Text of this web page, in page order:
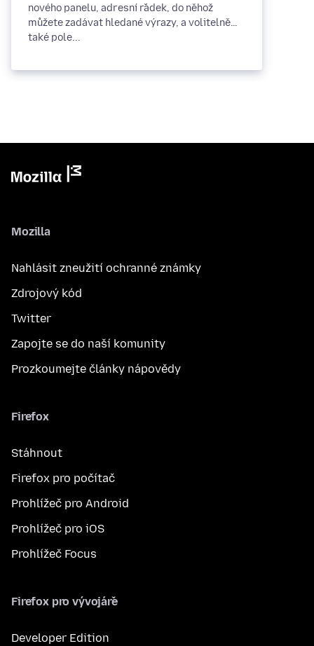
nového panelu, adresní řádek, do něhož
můžete zadávat hledané výrazy, a volitelně
také pole...
Mozilla
Nahlásit zneužití ochranné známky
Zdrojový kód
Twitter
Zapojte se do naší komunity
Prozkoumejte články nápovědy
Firefox
Stáhnout
Firefox pro počítač
Prohlížeč pro Android
Prohlížeč pro iOS
Prohlížeč Focus
Firefox pro vývojáře
Developer Edition